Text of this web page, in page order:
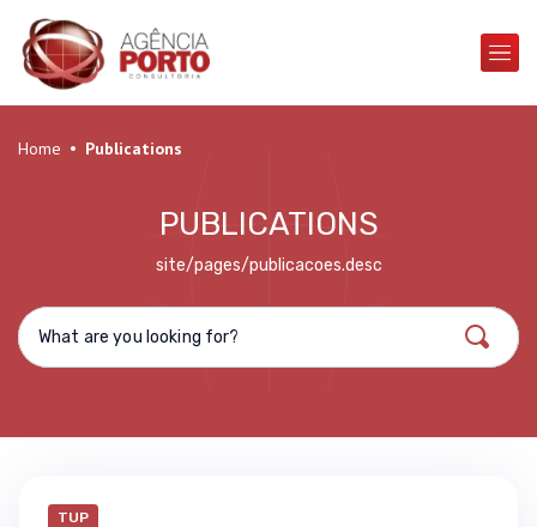
Home Publications
PUBLICATIONS
site/pages/publicacoes.desc
TUP